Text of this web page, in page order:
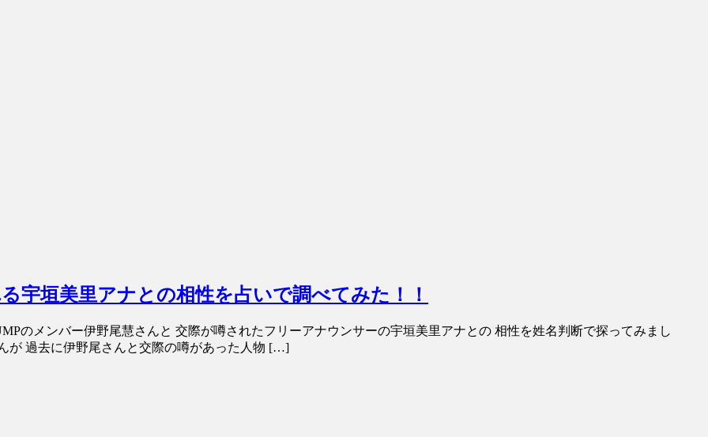
宇垣美里アナとの相性を占いで調べてみた！！
のメンバー伊野尾慧さんと 交際が噂されたフリーアナウンサーの宇垣美里アナとの 相性を姓名判断で探ってみまし
が 過去に伊野尾さんと交際の噂があった人物 […]